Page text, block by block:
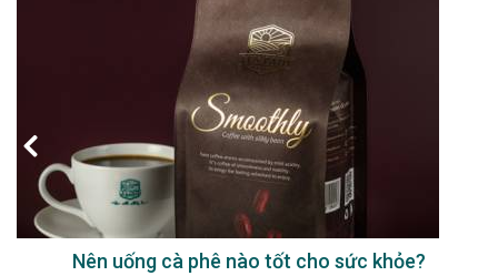
Nên uống cà phê nào tốt cho sức khỏe?